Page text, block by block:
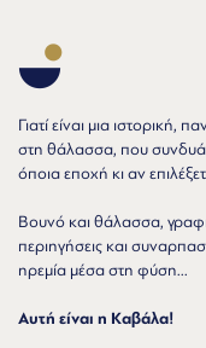
Γιατί είναι μια
στη θάλασσα, που
όποια εποχή κι αν
Βουνό και θάλασσα,
περιηγήσεις και
ηρεμία μέσα στη φύση...
Αυτή είναι η Καβάλα!